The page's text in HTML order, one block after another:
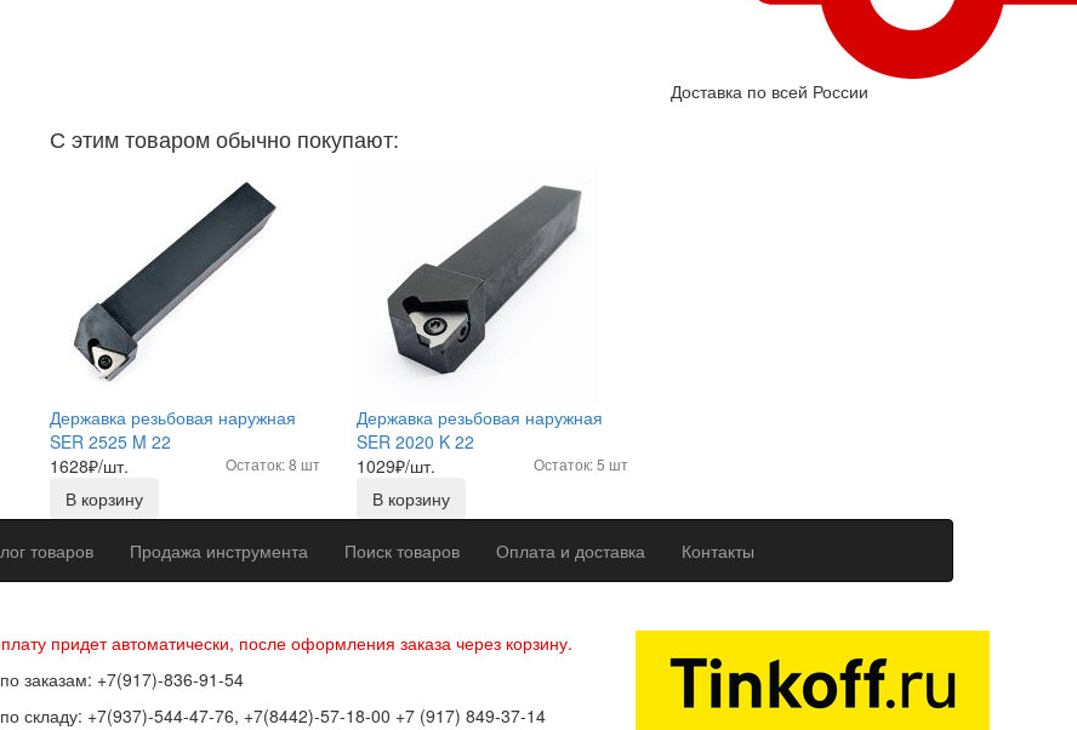
Доставка по всей России
С этим товаром обычно покупают:
Державка резьбовая наружная
SER 2525 M 22
1628₽/шт. Остаток: 8 шт
В корзину
Державка резьбовая наружная
SER 2020 K 22
1029₽/шт. Остаток: 5 шт
В корзину
товаров Продажа инструмента Поиск товаров Оплата и доставка Контакты
придет автоматически, после оформления заказа через корзину.
заказам: +7(917)-836-91-54
складу: +7(937)-544-47-76, +7(8442)-57-18-00 +7 (917) 849-37-14